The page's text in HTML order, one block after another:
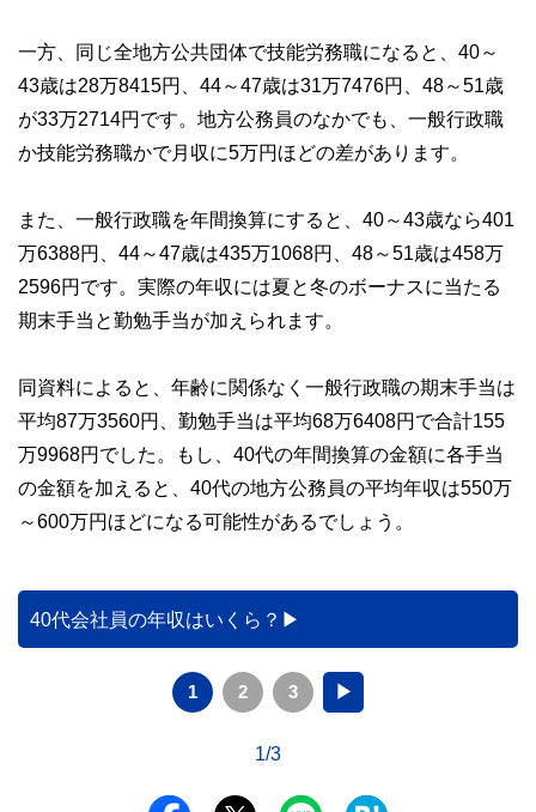
一方、同じ全地方公共団体で技能労務職になると、40～
43歳は28万8415円、44～47歳は31万7476円、48～51歳
が33万2714円です。地方公務員のなかでも、一般行政職
か技能労務職かで月収に5万円ほどの差があります。
また、一般行政職を年間換算にすると、40～43歳なら401
万6388円、44～47歳は435万1068円、48～51歳は458万
2596円です。実際の年収には夏と冬のボーナスに当たる
期末手当と勤勉手当が加えられます。
同資料によると、年齢に関係なく一般行政職の期末手当は
平均87万3560円、勤勉手当は平均68万6408円で合計155
万9968円でした。もし、40代の年間換算の金額に各手当
の金額を加えると、40代の地方公務員の平均年収は550万
～600万円ほどになる可能性があるでしょう。
40代会社員の年収はいくら？
1 2 3 ▶
1/3